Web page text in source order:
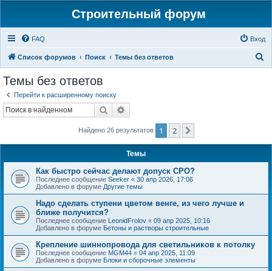
Строительный форум
FAQ Вход
Список форумов Поиск Темы без ответов
Темы без ответов
Перейти к расширенному поиску
Поиск
Найдено 26 результатов 1 2
Темы
Как быстро сейчас делают допуск СРО?
Последнее сообщение Seeker « 30 апр 2026, 17:06
Добавлено в форуме Другие темы
Надо сделать ступени цветом венге, из чего лучше и
ближе получится?
Последнее сообщение LeonidFrolov « 09 апр 2025, 10:16
Добавлено в форуме Бетоны и растворы строительные
Крепление шиннопровода для светильников к потолку
Последнее сообщение MGM44 « 04 апр 2025, 11:09
Добавлено в форуме Блоки и сборочные элементы